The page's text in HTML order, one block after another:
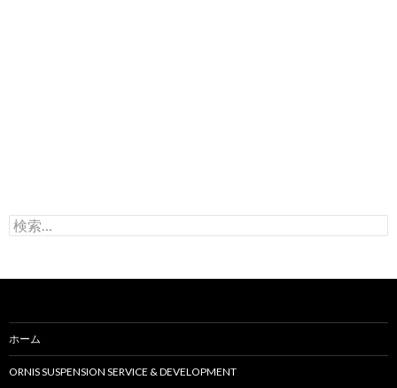
検
索
ホーム
ORNIS SUSPENSION SERVICE & DEVELOPMENT